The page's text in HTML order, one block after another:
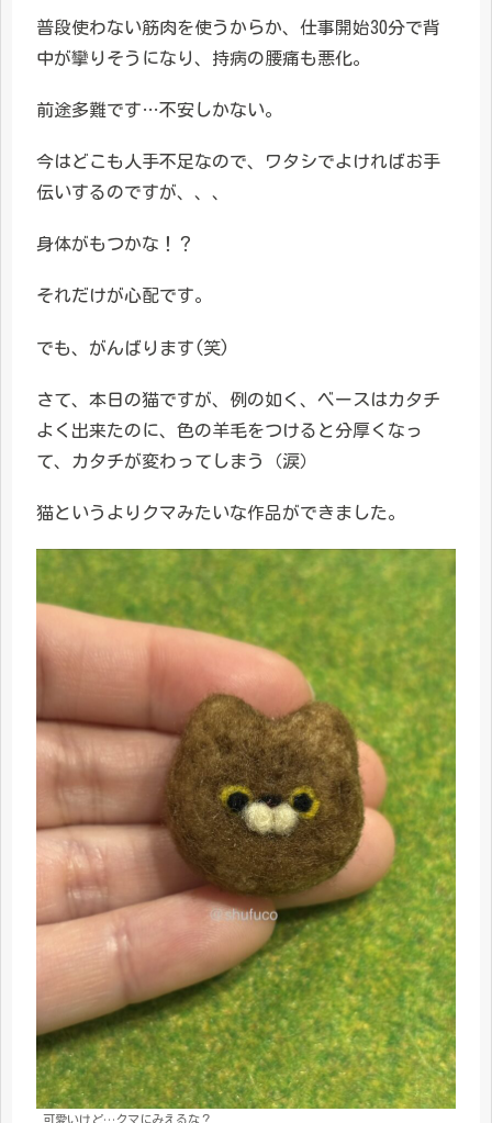
普段使わない筋肉を使うからか、仕事開始30分で背
中が攣りそうになり、持病の腰痛も悪化。
前途多難です…不安しかない。
今はどこも人手不足なので、ワタシでよければお手
伝いするのですが、、、
身体がもつかな！？
それだけが心配です。
でも、がんばります(笑)
さて、本日の猫ですが、例の如く、ベースはカタチ
よく出来たのに、色の羊毛をつけると分厚くなっ
て、カタチが変わってしまう（涙）
猫というよりクマみたいな作品ができました。
可愛いけど…クマにみえるな？